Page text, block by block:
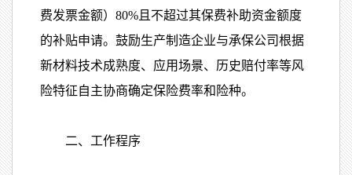
费发票金额）80%且不超过其保费补助资金额度
的补贴申请。鼓励生产制造企业与承保公司根据
新材料技术成熟度、应用场景、历史赔付率等风
险特征自主协商确定保险费率和险种。
二、工作程序